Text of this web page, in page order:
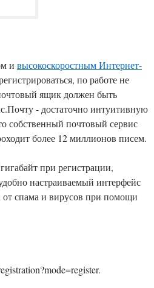
и высокоскоростным Интернет-
по работе не
ящик должен быть
- достаточно интуитивную
более 12 миллионов писем.
при регистрации,
настраиваемый интерфейс
от спама и вирусов при помощи